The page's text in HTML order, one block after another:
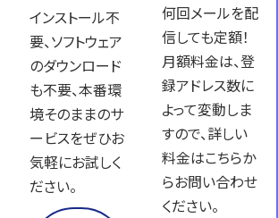
インストール不
要、ソフトウェア
のダウンロード
も不要、本番環
境そのままのサ
ービスをぜひお
気軽にお試しく
ださい。
何回メールを配
信しても定額！
月額料金は、登
録アドレス数に
よって変動しま
すので、詳しい
料金はこちらか
らお問い合わせ
ください。